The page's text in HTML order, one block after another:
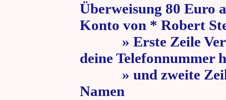
Überweisung 80 Euro
Konto von * Robert
» Erste Zeile
deine Telefonnummer
» und zweite Zeile
Namen